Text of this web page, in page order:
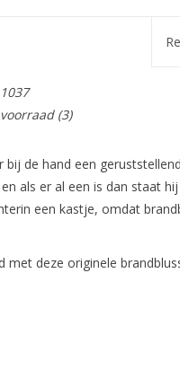
(3)
bij de hand een
als er al een is dan staat
een kastje, omdat
met deze originele